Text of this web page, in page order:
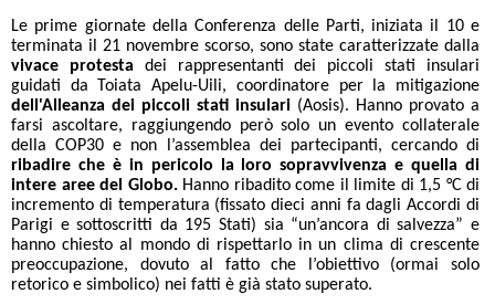
Le prime giornate della Conferenza delle Parti, iniziata il 10 e
terminata il 21 novembre scorso, sono state caratterizzate dalla
vivace protesta dei rappresentanti dei piccoli stati insulari
guidati da Toiata Apelu-Uili, coordinatore per la mitigazione
dell'Alleanza dei piccoli stati insulari (Aosis). Hanno provato a
farsi ascoltare, raggiungendo però solo un evento collaterale
della COP30 e non l’assemblea dei partecipanti, cercando di
ribadire che è in pericolo la loro sopravvivenza e quella di
intere aree del Globo.Hanno ribadito come il limite di 1,5 °C di
incremento di temperatura (fissato dieci anni fa dagli Accordi di
Parigi e sottoscritti da 195 Stati) sia “un’ancora di salvezza” e
hanno chiesto al mondo di rispettarlo in un clima di crescente
preoccupazione, dovuto al fatto che l’obiettivo (ormai solo
retorico e simbolico) nei fatti è già stato superato.